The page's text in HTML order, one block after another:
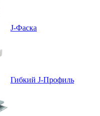
J-Фаска
Гибкий J-Профиль